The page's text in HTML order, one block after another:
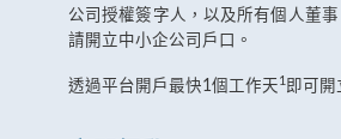
公司授權簽字人，以及所有個人董
請開立中小企公司戶口。
透過平台開戶最快1個工作天1 即可